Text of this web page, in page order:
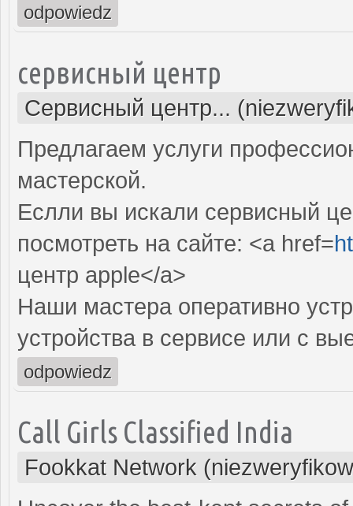
odpowiedz
сервисный центр
Сервисный центр...
Предлагаем услуги
мастерской.
Еслли вы искали сервисный
посмотреть на сайте: <a href=
центр apple</a>
Наши мастера оперативно
устройства в сервисе или с
odpowiedz
Call Girls Classified India
Fookkat Network